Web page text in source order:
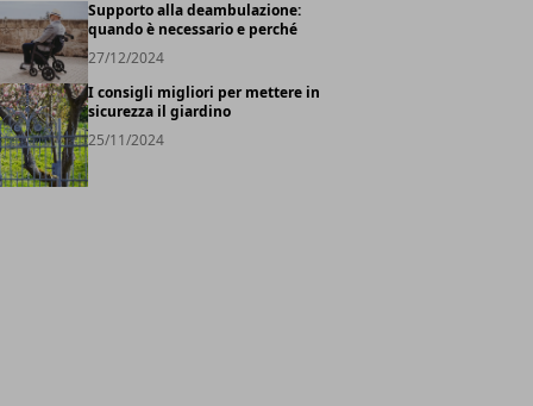
Supporto alla deambulazione:
quando è necessario e perché
27/12/2024
I consigli migliori per mettere in
sicurezza il giardino
25/11/2024